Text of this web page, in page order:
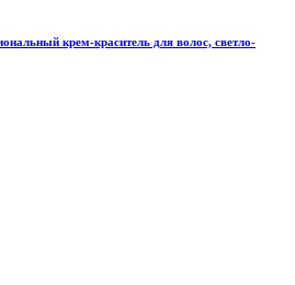
крем-краситель для волос, светло-